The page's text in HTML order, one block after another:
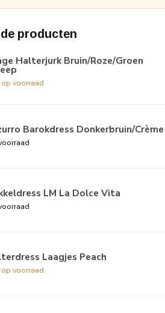
producten
Halterjurk Bruin/Roze/Groen
voorraad
Barokdress Donkerbruin/Crème
LM La Dolce Vita
Laagjes Peach
voorraad